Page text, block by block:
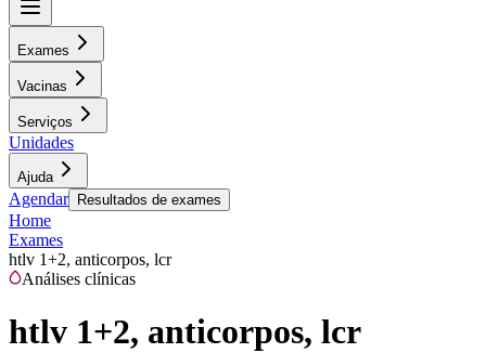
Exames
Vacinas
Serviços
Unidades
Ajuda
Agendar Resultados de exames
Home
Exames
htlv 1+2, anticorpos, lcr
Análises clínicas
htlv 1+2, anticorpos, lcr